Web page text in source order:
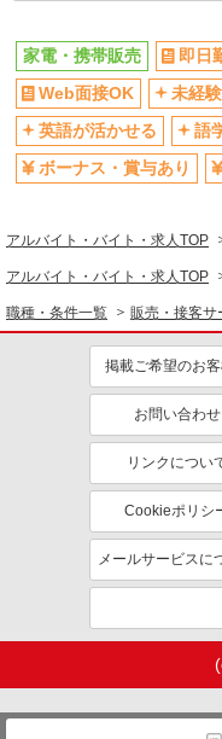
同じ職種から求人を探す
販
家電・携帯販売
同じ特徴から求人を探す
英語が活かせる
車通勤OK
社会保険あり
家電・携帯販売 即日
Web面接OK
未経
英語が活かせる
語
ボーナス・賞与あり
アルバイト・バイト・求人TOP
アルバイト・バイト・求人TOP
職種・条件一覧 販売・接客サ
掲載ご希望のお
お問い合わせ
リンクについ
Cookieポリシ
メールサービスに